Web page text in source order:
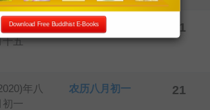
年七
十五
中元节 21
年八
初一
农历八月初一 21
Download Free Buddhist E-Books